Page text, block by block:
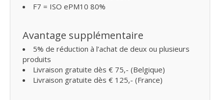
F7 = ISO ePM10 80%
Avantage supplémentaire
5% de réduction à l’achat de deux ou plusieurs
produits
Livraison gratuite dès € 75,- (Belgique)
Livraison gratuite dès € 125,- (France)